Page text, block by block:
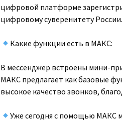
цифровой платформе
цифровому суверенитету России.
Какие функции есть в МАКС:
В мессенджер встроены мини-
МАКС предлагает как базовые
высокое качество звонков,
Уже сегодня с помощью МАКС